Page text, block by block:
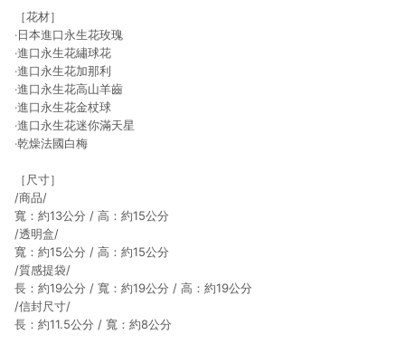
［花材］
‧日本進口永生花玫瑰
‧進口永生花繡球花
‧進口永生花加那利
‧進口永生花高山羊齒
‧進口永生花金杖球
‧進口永生花迷你滿天星
‧乾燥法國白梅
［尺寸］
/商品/
寬：約13公分 / 高：約15公分
/透明盒/
寬：約15公分 / 高：約15公分
/質感提袋/
長：約19公分 / 寬：約19公分 / 高：約19公分
/信封尺寸/
長：約11.5公分 / 寬：約8公分